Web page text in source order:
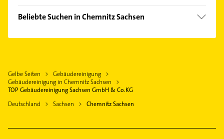
Borna-Heinersdorf
Röhrsdorf
Reichenbrand
Schönau
Sonnenberg
Burgstädt
Jahnsdorf /Erzgebirge
Mittweida
Beliebte Suchen in Chemnitz Sachsen
Zahnarzt
Phoniatrie
Logopädie
Gelbe Seiten
Gebäudereinigung
Gebäudereinigung in Chemnitz Sachsen
TOP Gebäudereinigung Sachsen GmbH & Co.KG
Deutschland
Sachsen Chemnitz Sachsen